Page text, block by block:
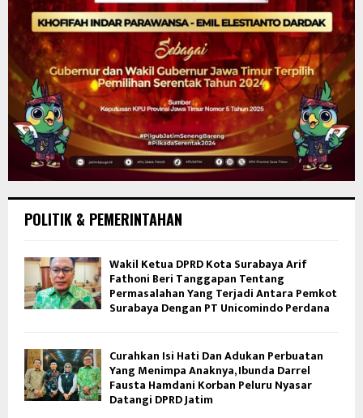
POLITIK & PEMERINTAHAN
Wakil Ketua DPRD Kota Surabaya Arif
Fathoni Beri Tanggapan Tentang
Permasalahan Yang Terjadi Antara Pemkot
Surabaya Dengan PT Unicomindo Perdana
Curahkan Isi Hati Dan Adukan Perbuatan
Yang Menimpa Anaknya, Ibunda Darrel
Fausta Hamdani Korban Peluru Nyasar
Datangi DPRD Jatim